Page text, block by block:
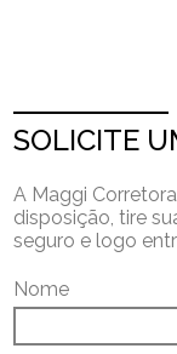
SOLICITE
A Maggi
disposição, tire
seguro e logo
Nome